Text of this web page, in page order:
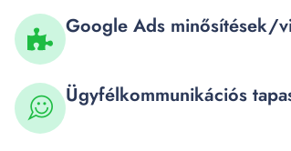
Google Ads minősítések/
Ügyfélkommunikációs